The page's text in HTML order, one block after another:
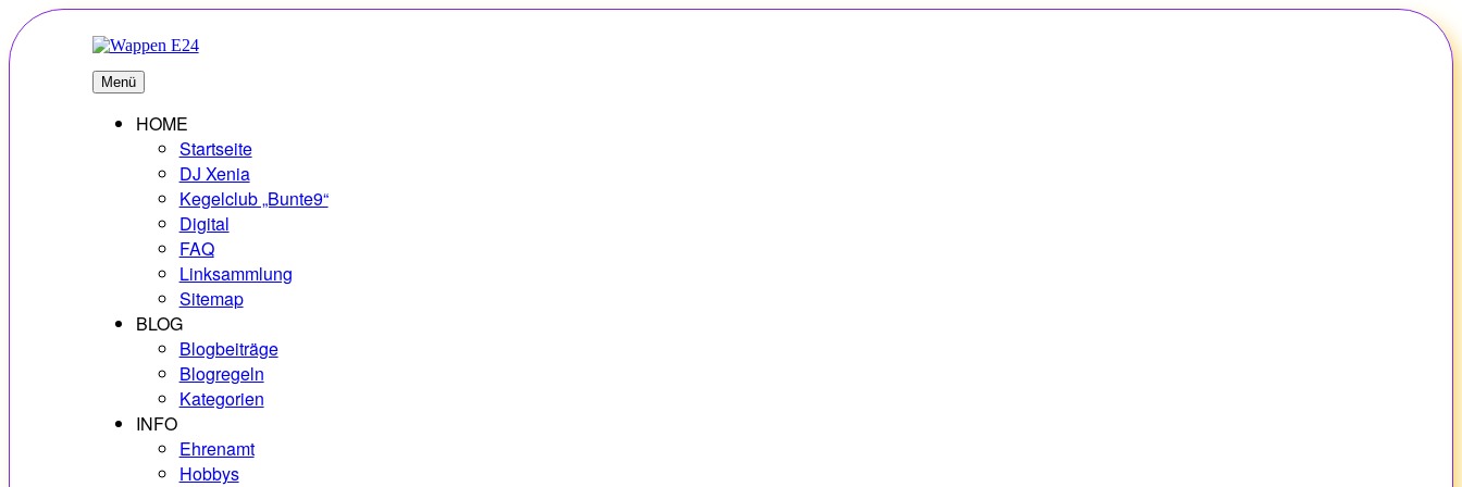
Zum
Inhalt
springen
E24
Erlebnisse – Hobbys – Vielfalt
Menü
HOME
Startseite
DJ Xenia
Kegelclub „Bunte9“
Digital
FAQ
Linksammlung
Sitemap
BLOG
Blogbeiträge
Blogregeln
Kategorien
INFO
Ehrenamt
Hobbys